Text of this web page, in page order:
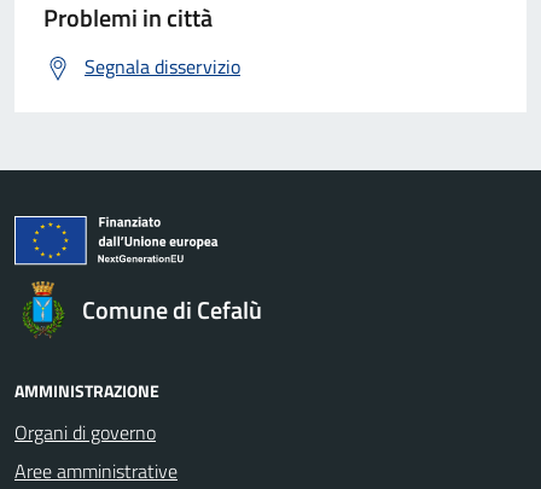
Problemi in città
Segnala disservizio
Comune di Cefalù
AMMINISTRAZIONE
Organi di governo
Aree amministrative